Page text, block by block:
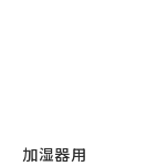
加湿器用